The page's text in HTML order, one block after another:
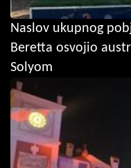
Naslov ukupnog
Beretta osvojio
Solyom